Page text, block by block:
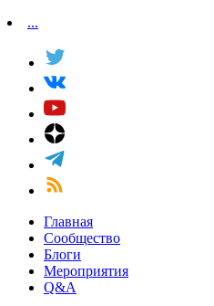
...
Главная
Сообщество
Блоги
Мероприятия
Q&A